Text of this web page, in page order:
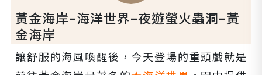
黃金海岸–海洋世界–夜遊螢火蟲洞–黃
金海岸
讓舒服的海風喚醒後，今天登場的重頭戲就是